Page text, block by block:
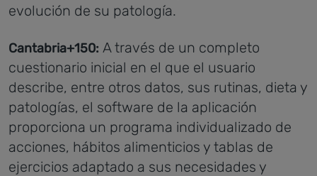
evolución de su patología.
Cantabria+150: A través de un completo
cuestionario inicial en el que el usuario
describe, entre otros datos, sus rutinas, dieta y
patologías, el software de la aplicación
proporciona un programa individualizado de
acciones, hábitos alimenticios y tablas de
ejercicios adaptado a sus necesidades y